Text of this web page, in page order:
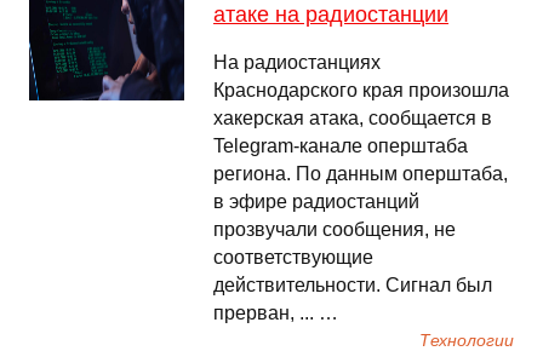
атаке на радиостанции
На радиостанциях
Краснодарского края произошла
хакерская атака, сообщается в
Telegram-канале оперштаба
региона. По данным оперштаба,
в эфире радиостанций
прозвучали сообщения, не
соответствующие
действительности. Сигнал был
прерван, ... …
Технологии